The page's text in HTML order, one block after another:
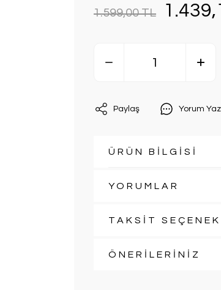
1.599,00 TL
Paylaş Yorum Yaz
ÜRÜN BİLGİSİ
YORUMLAR
TAKSİT
ÖNERİLERİNİZ